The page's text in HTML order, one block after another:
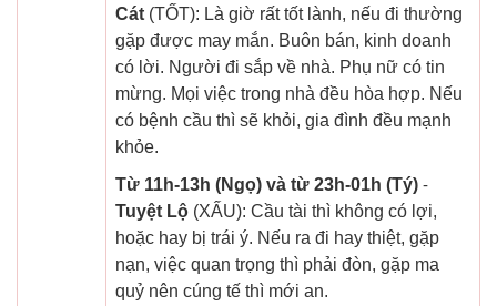
Cát (TỐT): Là giờ rất tốt lành, nếu đi thường
gặp được may mắn. Buôn bán, kinh doanh
có lời. Người đi sắp về nhà. Phụ nữ có tin
mừng. Mọi việc trong nhà đều hòa hợp. Nếu
có bệnh cầu thì sẽ khỏi, gia đình đều mạnh
khỏe.
Từ 11h-13h (Ngọ) và từ 23h-01h (Tý) -
Tuyệt Lộ (XẤU): Cầu tài thì không có lợi,
hoặc hay bị trái ý. Nếu ra đi hay thiệt, gặp
nạn, việc quan trọng thì phải đòn, gặp ma
quỷ nên cúng tế thì mới an.